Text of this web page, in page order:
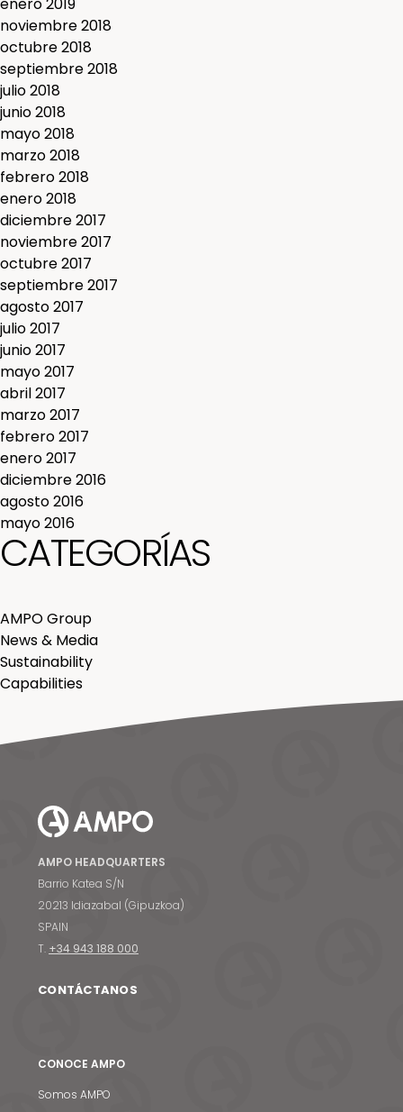
enero 2019
noviembre 2018
octubre 2018
septiembre 2018
julio 2018
junio 2018
mayo 2018
marzo 2018
febrero 2018
enero 2018
diciembre 2017
noviembre 2017
octubre 2017
septiembre 2017
agosto 2017
julio 2017
junio 2017
mayo 2017
abril 2017
marzo 2017
febrero 2017
enero 2017
diciembre 2016
agosto 2016
mayo 2016
CATEGORÍAS
AMPO Group
News & Media
Sustainability
Capabilities
AMPO HEADQUARTERS
Barrio Katea S/N
20213 Idiazabal (Gipuzkoa)
SPAIN
T. +34 943 188 000
CONTÁCTANOS
CONOCE AMPO
Somos AMPO